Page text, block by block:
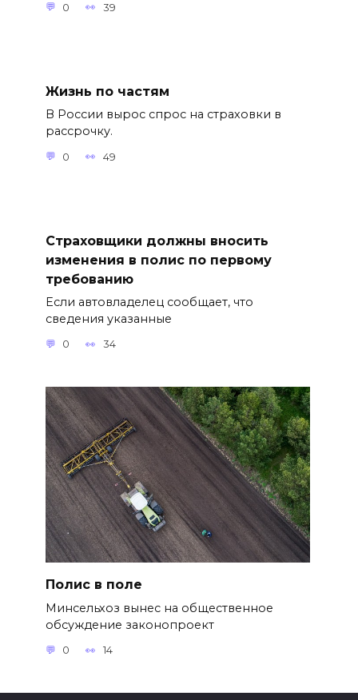
0 39
Жизнь по частям
В России вырос спрос на страховки в
рассрочку.
0 49
Страховщики должны вносить
изменения в полис по первому
требованию
Если автовладелец сообщает, что
сведения указанные
0 34
Полис в поле
Минсельхоз вынес на общественное
обсуждение законопроект
0 14